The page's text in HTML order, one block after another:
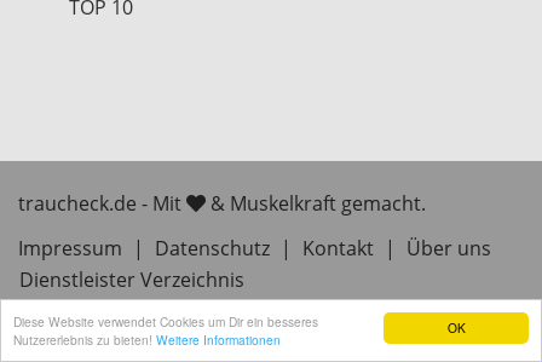
OK
Diese Website verwendet Cookies um Dir ein besseres
Nutzererlebnis zu bieten! Weitere Informationen
TOP 10
traucheck.de - Mit
& Muskelkraft gemacht.
Impressum
| Datenschutz | Kontakt |
Über uns
Dienstleister Verzeichnis